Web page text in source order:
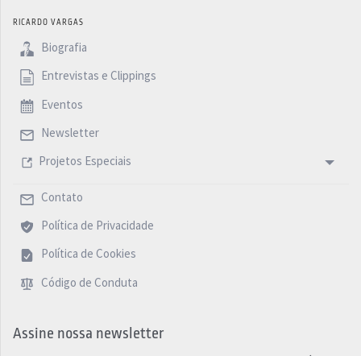
RICARDO VARGAS
Biografia
Entrevistas e Clippings
Eventos
Newsletter
Projetos Especiais
Contato
Política de Privacidade
Política de Cookies
Código de Conduta
Assine nossa newsletter